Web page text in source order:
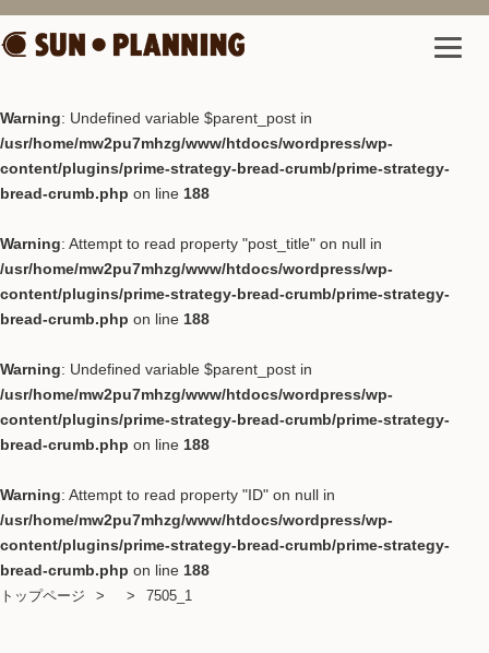
Warning: Undefined variable $parent_post in
/usr/home/mw2pu7mhzg/www/htdocs/wordpress/wp-
content/plugins/prime-strategy-bread-crumb/prime-strategy-
bread-crumb.php on line 188
Warning: Attempt to read property "post_title" on null in
/usr/home/mw2pu7mhzg/www/htdocs/wordpress/wp-
content/plugins/prime-strategy-bread-crumb/prime-strategy-
bread-crumb.php on line 188
Warning: Undefined variable $parent_post in
/usr/home/mw2pu7mhzg/www/htdocs/wordpress/wp-
content/plugins/prime-strategy-bread-crumb/prime-strategy-
bread-crumb.php on line 188
Warning: Attempt to read property "ID" on null in
/usr/home/mw2pu7mhzg/www/htdocs/wordpress/wp-
content/plugins/prime-strategy-bread-crumb/prime-strategy-
bread-crumb.php on line 188
トップページ
7505_1